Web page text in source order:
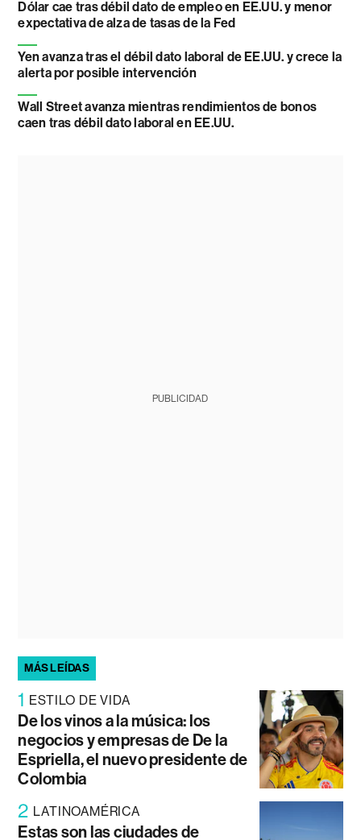
Dólar cae tras débil dato de empleo en EE.UU. y menor
expectativa de alza de tasas de la Fed
Yen avanza tras el débil dato laboral de EE.UU. y crece la
alerta por posible intervención
Wall Street avanza mientras rendimientos de bonos
caen tras débil dato laboral en EE.UU.
PUBLICIDAD
MÁS LEÍDAS
1 ESTILO DE VIDA
De los vinos a la música: los
negocios y empresas de De la
Espriella, el nuevo presidente de
Colombia
2 LATINOAMÉRICA
Estas son las ciudades de